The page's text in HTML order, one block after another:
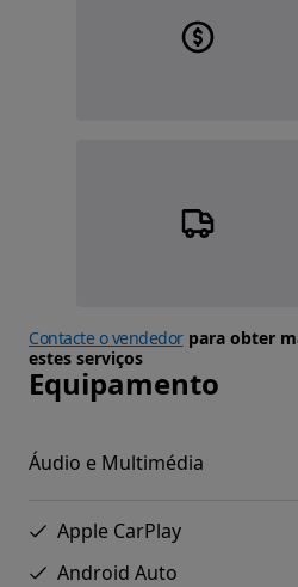
Contacte o vendedorpara obter
estes serviços
Equipamento
Áudio e Multimédia
Apple CarPlay
Android Auto